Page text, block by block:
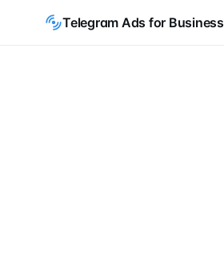
Telegram Ads for Business